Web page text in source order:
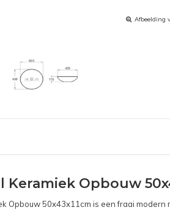
Afbeelding
Keramiek Opbouw
Opbouw 50x43x11cm is een fraai